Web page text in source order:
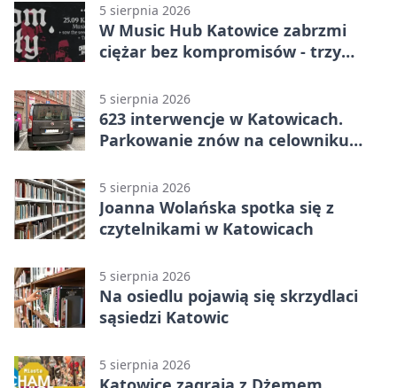
5 sierpnia 2026
W Music Hub Katowice zabrzmi
ciężar bez kompromisów - trzy
5 sierpnia 2026
623 interwencje w Katowicach.
Parkowanie znów na celowniku
5 sierpnia 2026
Joanna Wolańska spotka się z
czytelnikami w Katowicach
5 sierpnia 2026
Na osiedlu pojawią się skrzydlaci
sąsiedzi Katowic
5 sierpnia 2026